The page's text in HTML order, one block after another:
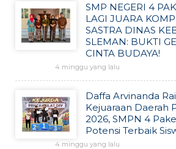
SMP NEGERI 4
LAGI JUARA
SASTRA DINAS
SLEMAN: BUKTI
CINTA BUDAYA!
4 minggu yang lalu
Daffa Arvinanda
Kejuaraan Daerah
2026, SMPN 4
Potensi Terbaik
4 minggu yang lalu